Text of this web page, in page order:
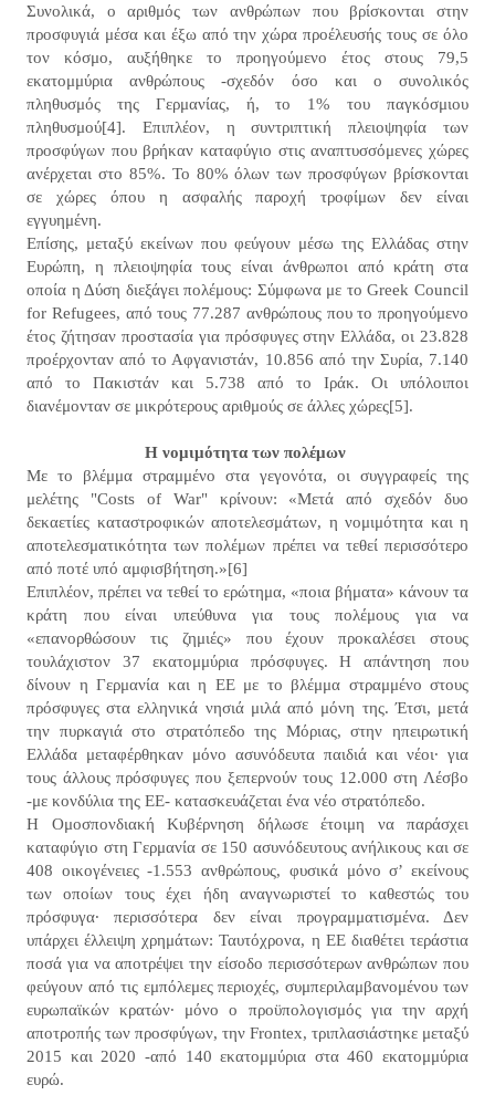
Συνολικά, ο αριθμός των ανθρώπων που βρίσκονται στην
προσφυγιά μέσα και έξω από την χώρα προέλευσής τους σε όλο
τον κόσμο, αυξήθηκε το προηγούμενο έτος στους 79,5
εκατομμύρια ανθρώπους -σχεδόν όσο και ο συνολικός
πληθυσμός της Γερμανίας, ή, το 1% του παγκόσμιου
πληθυσμού[4]. Επιπλέον, η συντριπτική πλειοψηφία των
προσφύγων που βρήκαν καταφύγιο στις αναπτυσσόμενες χώρες
ανέρχεται στο 85%. Το 80% όλων των προσφύγων βρίσκονται
σε χώρες όπου η ασφαλής παροχή τροφίμων δεν είναι
εγγυημένη.
Επίσης, μεταξύ εκείνων που φεύγουν μέσω της Ελλάδας στην
Ευρώπη, η πλειοψηφία τους είναι άνθρωποι από κράτη στα
οποία η Δύση διεξάγει πολέμους: Σύμφωνα με το Greek Council
for Refugees, από τους 77.287 ανθρώπους που το προηγούμενο
έτος ζήτησαν προστασία για πρόσφυγες στην Ελλάδα, οι 23.828
προέρχονταν από το Αφγανιστάν, 10.856 από την Συρία, 7.140
από το Πακιστάν και 5.738 από το Ιράκ. Οι υπόλοιποι
διανέμονταν σε μικρότερους αριθμούς σε άλλες χώρες[5].
Η νομιμότητα των πολέμων
Με το βλέμμα στραμμένο στα γεγονότα, οι συγγραφείς της
μελέτης "Costs of War" κρίνουν: «Μετά από σχεδόν δυο
δεκαετίες καταστροφικών αποτελεσμάτων, η νομιμότητα και η
αποτελεσματικότητα των πολέμων πρέπει να τεθεί περισσότερο
από ποτέ υπό αμφισβήτηση.»[6]
Επιπλέον, πρέπει να τεθεί το ερώτημα, «ποια βήματα» κάνουν τα
κράτη που είναι υπεύθυνα για τους πολέμους για να
«επανορθώσουν τις ζημιές» που έχουν προκαλέσει στους
τουλάχιστον 37 εκατομμύρια πρόσφυγες. Η απάντηση που
δίνουν η Γερμανία και η ΕΕ με το βλέμμα στραμμένο στους
πρόσφυγες στα ελληνικά νησιά μιλά από μόνη της. Έτσι, μετά
την πυρκαγιά στο στρατόπεδο της Μόριας, στην ηπειρωτική
Ελλάδα μεταφέρθηκαν μόνο ασυνόδευτα παιδιά και νέοι· για
τους άλλους πρόσφυγες που ξεπερνούν τους 12.000 στη Λέσβο
-με κονδύλια της ΕΕ- κατασκευάζεται ένα νέο στρατόπεδο.
Η Ομοσπονδιακή Κυβέρνηση δήλωσε έτοιμη να παράσχει
καταφύγιο στη Γερμανία σε 150 ασυνόδευτους ανήλικους και σε
408 οικογένειες -1.553 ανθρώπους, φυσικά μόνο σ’ εκείνους
των οποίων τους έχει ήδη αναγνωριστεί το καθεστώς του
πρόσφυγα· περισσότερα δεν είναι προγραμματισμένα. Δεν
υπάρχει έλλειψη χρημάτων: Ταυτόχρονα, η ΕΕ διαθέτει τεράστια
ποσά για να αποτρέψει την είσοδο περισσότερων ανθρώπων που
φεύγουν από τις εμπόλεμες περιοχές, συμπεριλαμβανομένου των
ευρωπαϊκών κρατών· μόνο ο προϋπολογισμός για την αρχή
αποτροπής των προσφύγων, την Frontex, τριπλασιάστηκε μεταξύ
2015 και 2020 -από 140 εκατομμύρια στα 460 εκατομμύρια
ευρώ.